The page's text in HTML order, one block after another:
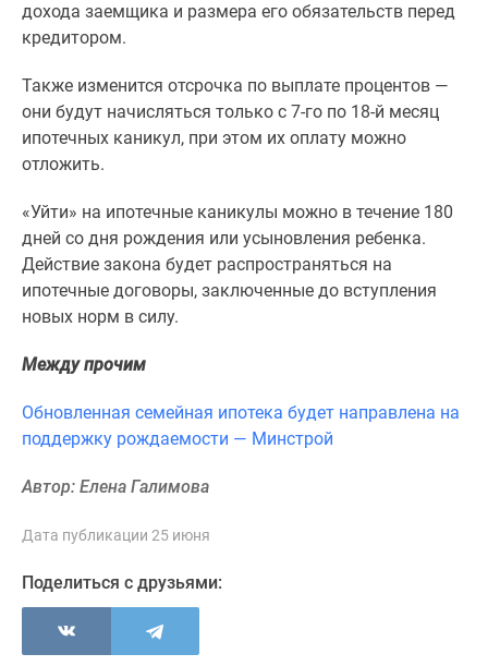
Экология
Москвы
Подмосковья
Студии
комнатные
комнатные
Квартиры
карте
калькулятор
Семейная
Военная
Банки
программы
Новости
дохода заемщика и размера его обязательств перед
кредитором.
Также изменится отсрочка по выплате процентов —
они будут начисляться только с 7-го по 18-й месяц
ипотечных каникул, при этом их оплату можно
отложить.
«Уйти» на ипотечные каникулы можно в течение 180
дней со дня рождения или усыновления ребенка.
Действие закона будет распространяться на
ипотечные договоры, заключенные до вступления
новых норм в силу.
Между прочим
Обновленная семейная ипотека будет направлена на
поддержку рождаемости — Минстрой
Автор: Елена Галимова
Дата публикации 25 июня
Поделиться с друзьями: